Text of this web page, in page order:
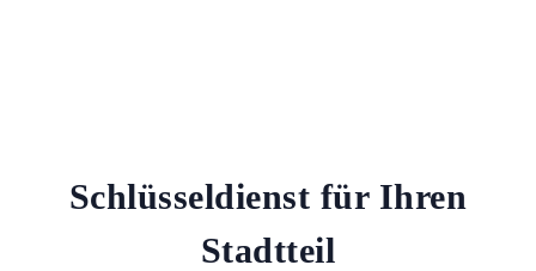
Schlüsseldienst für Ihren
Stadtteil